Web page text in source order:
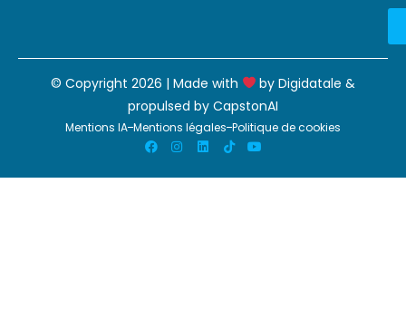
© Copyright 2026 | Made with byDigidatale &
propulsed by CapstonAI
Mentions IA Mentions légales Politique de cookies